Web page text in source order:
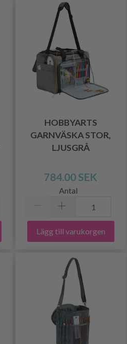
HOBBYARTS
GARNVÄSKA STOR,
LJUSGRÅ
784.00 SEK
Antal
Lägg till varukorgen